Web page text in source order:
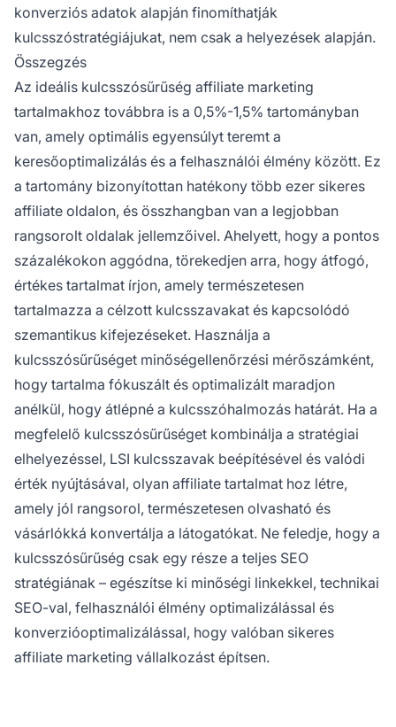
konverziós adatok alapján finomíthatják
kulcsszóstratégiájukat, nem csak a helyezések alapján.
Összegzés
Az ideális kulcsszósűrűség affiliate marketing
tartalmakhoz továbbra is a 0,5%-1,5% tartományban
van, amely optimális egyensúlyt teremt a
keresőoptimalizálás és a felhasználói élmény között. Ez
a tartomány bizonyítottan hatékony több ezer sikeres
affiliate oldalon, és összhangban van a legjobban
rangsorolt oldalak jellemzőivel. Ahelyett, hogy a pontos
százalékokon aggódna, törekedjen arra, hogy átfogó,
értékes tartalmat írjon, amely természetesen
tartalmazza a célzott kulcsszavakat és kapcsolódó
szemantikus kifejezéseket. Használja a
kulcsszósűrűséget minőségellenőrzési mérőszámként,
hogy tartalma fókuszált és optimalizált maradjon
anélkül, hogy átlépné a kulcsszóhalmozás határát. Ha a
megfelelő kulcsszósűrűséget kombinálja a stratégiai
elhelyezéssel, LSI kulcsszavak beépítésével és valódi
érték nyújtásával, olyan affiliate tartalmat hoz létre,
amely jól rangsorol, természetesen olvasható és
vásárlókká konvertálja a látogatókat. Ne feledje, hogy a
kulcsszósűrűség csak egy része a teljes SEO
stratégiának – egészítse ki minőségi linkekkel, technikai
SEO-val, felhasználói élmény optimalizálással és
konverzióoptimalizálással, hogy valóban sikeres
affiliate marketing vállalkozást építsen.